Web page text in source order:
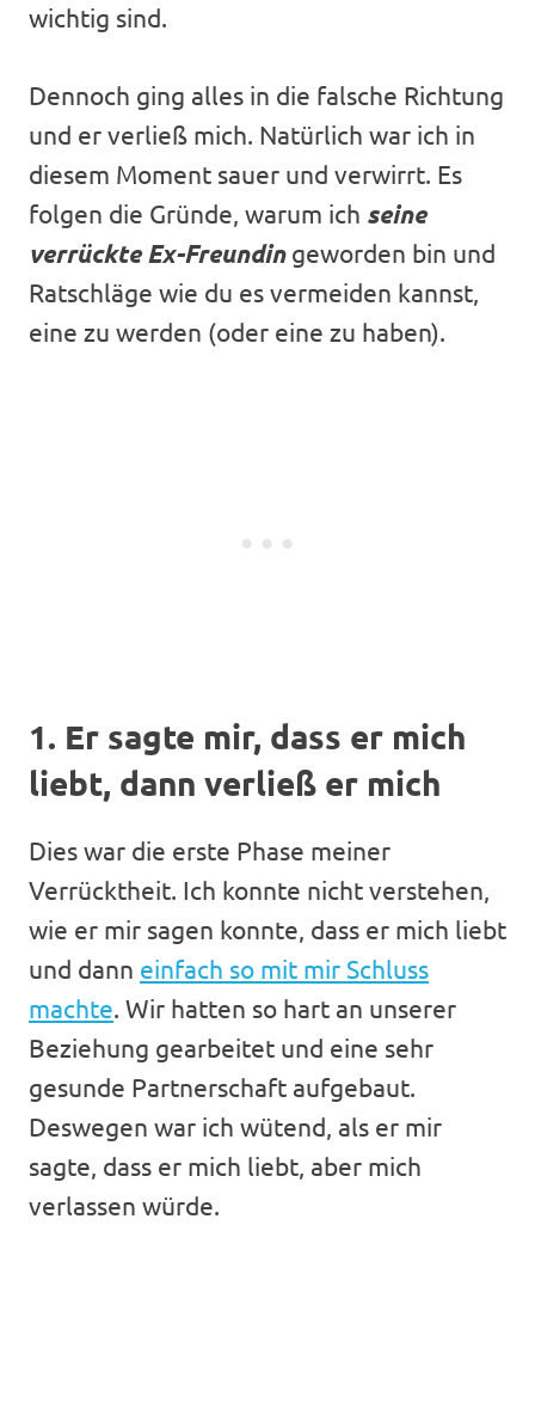
wichtig sind.
Dennoch ging alles in die falsche Richtung
und er verließ mich. Natürlich war ich in
diesem Moment sauer und verwirrt. Es
folgen die Gründe, warum ich seine
verrückte Ex-Freundingeworden bin und
Ratschläge wie du es vermeiden kannst,
eine zu werden (oder eine zu haben).
1. Er sagte mir, dass er mich
liebt, dann verließ er mich
Dies war die erste Phase meiner
Verrücktheit. Ich konnte nicht verstehen,
wie er mir sagen konnte, dass er mich liebt
und dann einfach so mit mir Schluss
machte. Wir hatten so hart an unserer
Beziehung gearbeitet und eine sehr
gesunde Partnerschaft aufgebaut.
Deswegen war ich wütend, als er mir
sagte, dass er mich liebt, aber mich
verlassen würde.